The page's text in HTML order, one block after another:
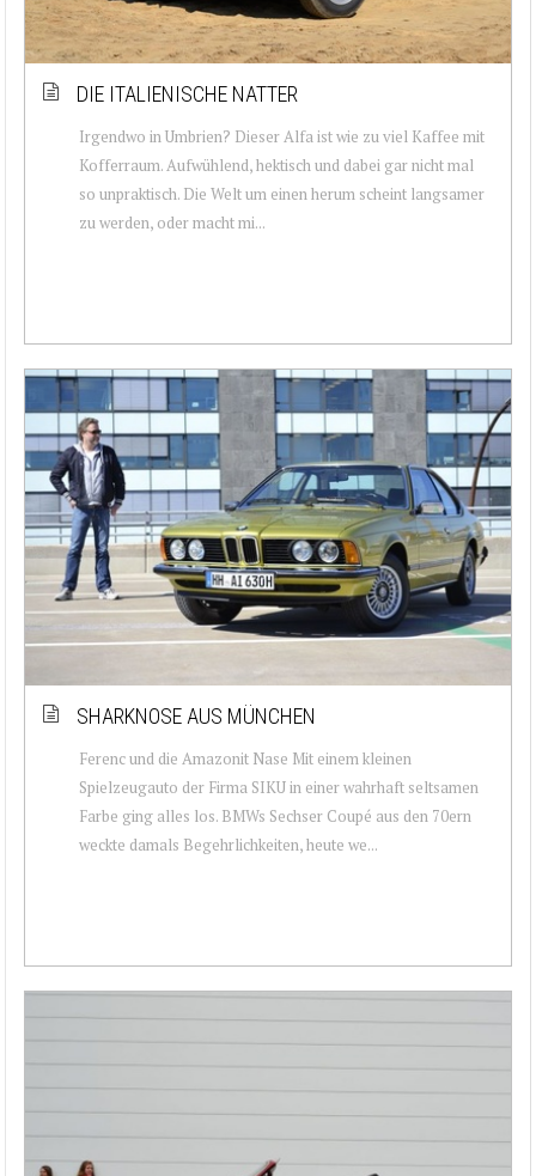
DIE ITALIENISCHE NATTER
Irgendwo in Umbrien? Dieser Alfa ist wie zu viel Kaffee mit
Kofferraum. Aufwühlend, hektisch und dabei gar nicht mal
so unpraktisch. Die Welt um einen herum scheint langsamer
zu werden, oder macht mi...
SHARKNOSE AUS MÜNCHEN
Ferenc und die Amazonit Nase Mit einem kleinen
Spielzeugauto der Firma SIKU in einer wahrhaft seltsamen
Farbe ging alles los. BMWs Sechser Coupé aus den 70ern
weckte damals Begehrlichkeiten, heute we...